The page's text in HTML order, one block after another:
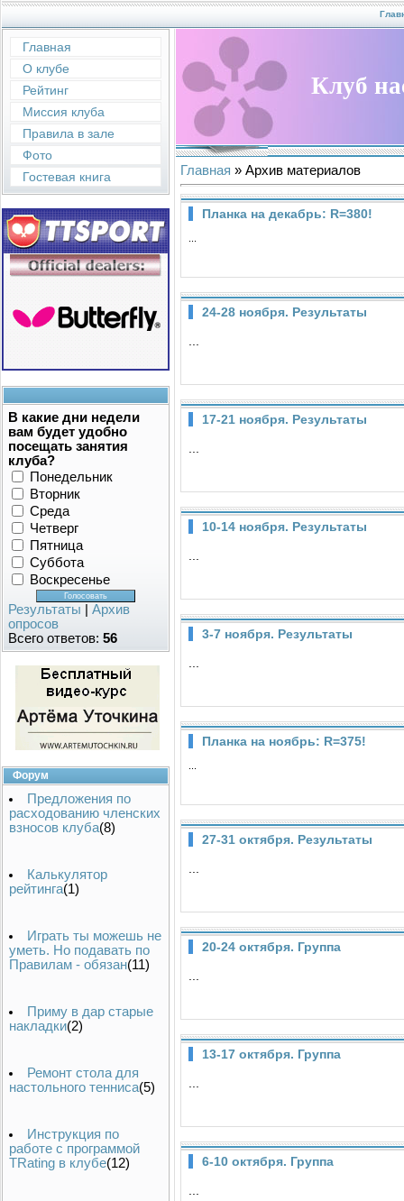
Главная
О клубе
Рейтинг
Миссия клуба
Правила в зале
Фото
Гостевая книга
В какие дни недели
вам будет удобно
посещать занятия
клуба?
Понедельник
Вторник
Среда
Четверг
Пятница
Суббота
Воскресенье
Результаты
Архив
опросов
Всего ответов: 56
Форум
Предложения по
расходованию членских
взносов клуба(8)
Калькулятор
рейтинга(1)
Играть ты можешь не
уметь. Но подавать по
Правилам - обязан(11)
Приму в дар старые
накладки(2)
Ремонт стола для
настольного тенниса(5)
Инструкция по
работе с программой
TRating в клубе(12)
Клуб
Главная » Архив материалов
Планка на декабрь: R=380!
24-28 ноября. Результаты
17-21 ноября. Результаты
10-14 ноября. Результаты
3-7 ноября. Результаты
Планка на ноябрь: R=375!
27-31 октября. Результаты
20-24 октября. Группа
13-17 октября. Группа
6-10 октября. Группа